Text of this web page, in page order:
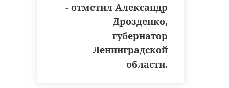
- отметил Александр
Дрозденко,
губернатор
Ленинградской
области.